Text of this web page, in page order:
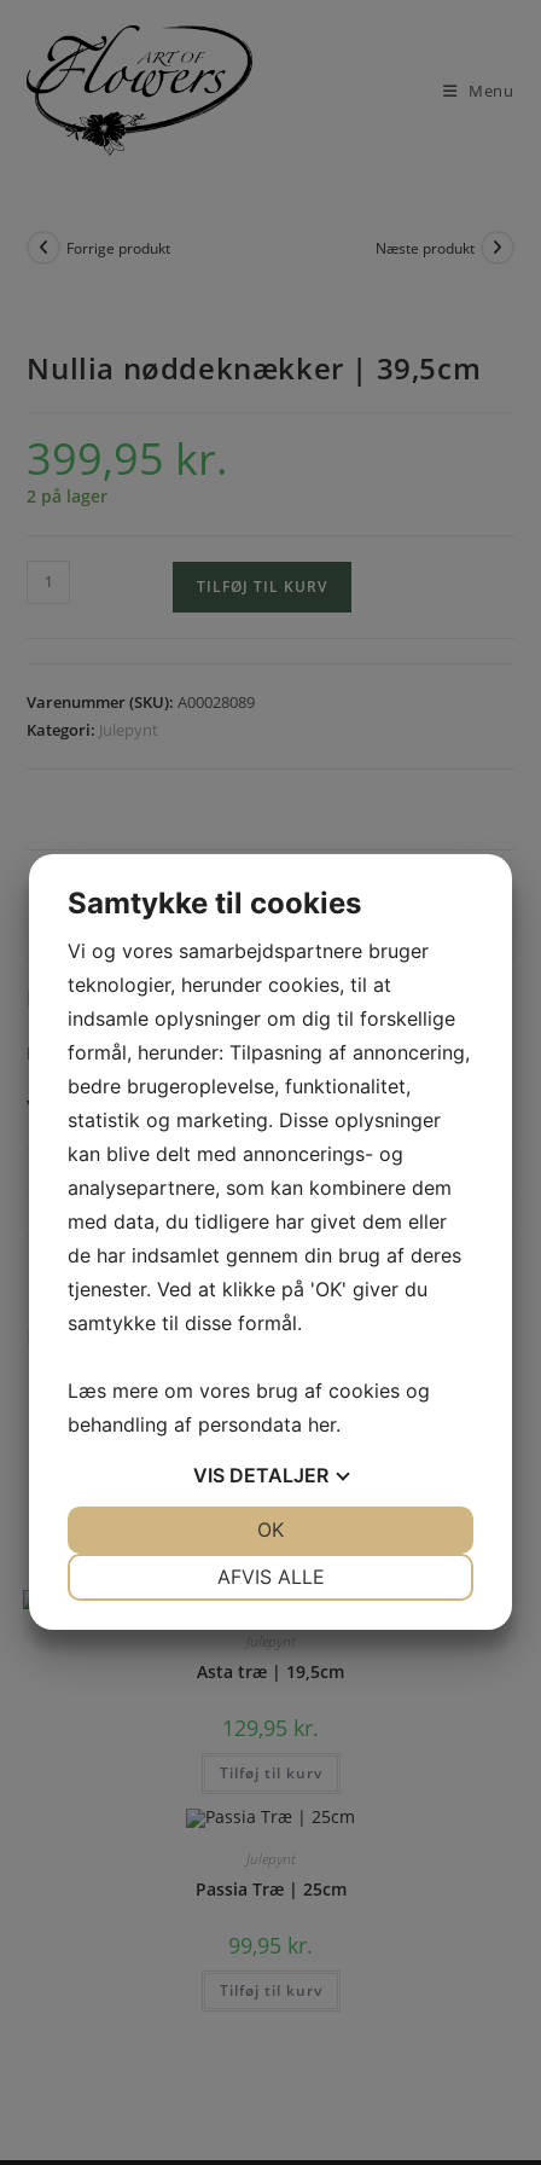
Menu
Forrige produkt Næste produkt
Nullia nøddeknækker | 39,5cm
399,95 kr.
2 på lager
TILFØJ TIL KURV
Varenummer (SKU):A00028089
Kategori: Julepynt
Beskrivelse
Farve: Rød
Yderligere information
STØRRELSE
11 × 10,5 × 39,5 cm
FARVE
Linen, Hvid
Relaterede varer
Julepynt
219,95kr.
Tilføj til kurv
Julepynt
Asta træ | 19,5cm
129,95 kr.
Tilføj til kurv
Julepynt
Passia Træ | 25cm
99,95 kr.
Tilføj til kurv
Samtykke til cookies
Vi og vores samarbejdspartnere bruger
teknologier, herunder cookies, til at
indsamle oplysninger om dig til forskellige
formål, herunder: Tilpasning af annoncering,
bedre brugeroplevelse, funktionalitet,
statistik og marketing. Disse oplysninger
kan blive delt med annoncerings- og
analysepartnere, som kan kombinere dem
med data, du tidligere har givet dem eller
de har indsamlet gennem din brug af deres
tjenester. Ved at klikke på 'OK' giver du
samtykke til disse formål.
Læs mere om vores brug af cookies og
behandling af persondata her.
VIS DETALJER
AFVIS ALLE
OK